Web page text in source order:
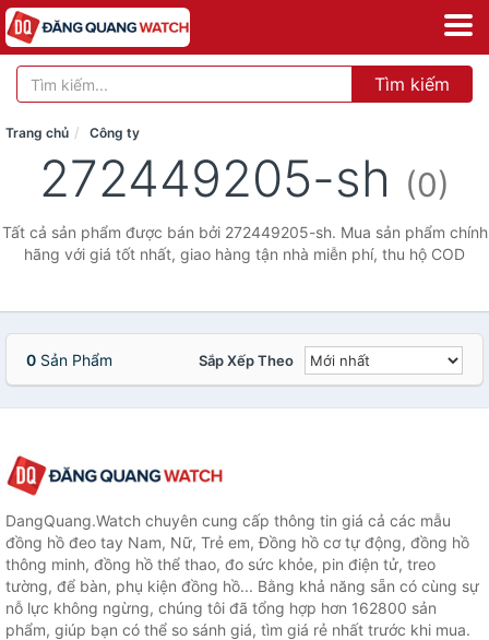
Tìm kiếm
Trang chủ Công ty
272449205-sh (0)
Tất cả sản phẩm được bán bởi 272449205-sh. Mua sản phẩm chính
hãng với giá tốt nhất, giao hàng tận nhà miễn phí, thu hộ COD
0 Sản Phẩm Sắp Xếp Theo
DangQuang.Watch chuyên cung cấp thông tin giá cả các mẫu
đồng hồ đeo tay Nam, Nữ, Trẻ em, Đồng hồ cơ tự động, đồng hồ
thông minh, đồng hồ thể thao, đo sức khỏe, pin điện tử, treo
tường, để bàn, phụ kiện đồng hồ... Bằng khả năng sẵn có cùng sự
nỗ lực không ngừng, chúng tôi đã tổng hợp hơn 162800 sản
phẩm, giúp bạn có thể so sánh giá, tìm giá rẻ nhất trước khi mua.